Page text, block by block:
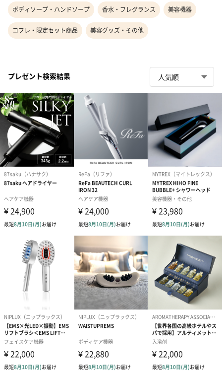
ボディソープ・ハンドソープ 香水・フレグランス 美容機器
コフレ・限定セット商品 美容グッズ・その他
プレゼント検索結果